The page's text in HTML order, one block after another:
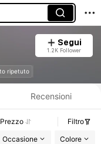
Segui
1.2K Follower
ripetuto
Recensioni
Prezzo
Filtro
Occasione Colore